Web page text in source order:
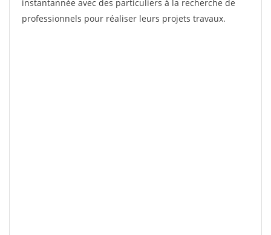
instantannée avec des particuliers à la recherche de
professionnels pour réaliser leurs projets travaux.